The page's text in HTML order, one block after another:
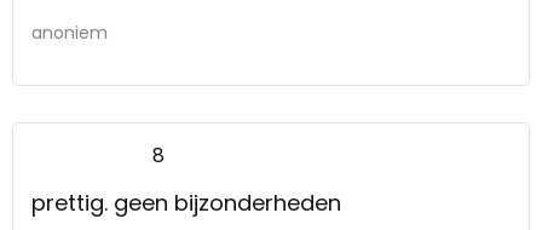
anoniem
8
prettig. geen bijzonderheden